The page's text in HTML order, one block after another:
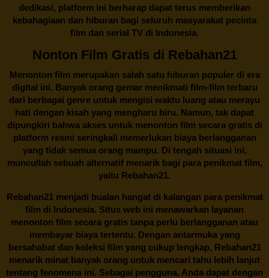
dedikasi, platform ini berharap dapat terus memberikan
kebahagiaan dan hiburan bagi seluruh masyarakat pecinta
film dan serial TV di Indonesia.
Nonton Film Gratis di Rebahan21
Menonton film merupakan salah satu hiburan populer di era
digital ini. Banyak orang gemar menikmati film-film terbaru
dari berbagai genre untuk mengisi waktu luang atau merayu
hati dengan kisah yang mengharu biru. Namun, tak dapat
dipungkiri bahwa akses untuk menonton film secara gratis di
platform resmi seringkali memerlukan biaya berlangganan
yang tidak semua orang mampu. Di tengah situasi ini,
muncullah sebuah alternatif menarik bagi para penikmat film,
yaitu Rebahan21.
Rebahan21menjadi bualan hangat di kalangan para penikmat
film di Indonesia. Situs web ini menawarkan layanan
menonton film secara gratis tanpa perlu berlangganan atau
membayar biaya tertentu. Dengan antarmuka yang
bersahabat dan koleksi film yang cukup lengkap, Rebahan21
menarik minat banyak orang untuk mencari tahu lebih lanjut
tentang fenomena ini. Sebagai pengguna, Anda dapat dengan